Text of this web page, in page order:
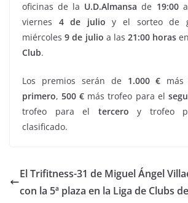
oficinas de la U.D.Almansa de 19:00a
viernes 4 de julio y el sorteo de
miércoles9 de julio a las21:00 horas
Club.
Los premios serán de 1.000 €
primero,500 € más trofeo para el
trofeo para el tercero y trofeo
clasificado.
El Trifitness-31 de Miguel Ángel
con la 5ª plaza en la Liga de Clubs